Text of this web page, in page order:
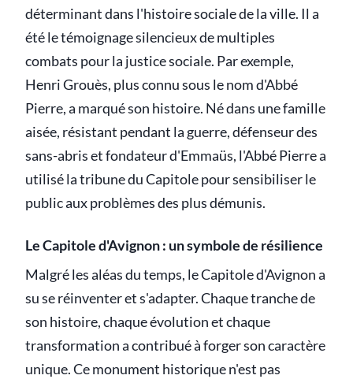
déterminant dans l'histoire sociale de la ville. Il a
été le témoignage silencieux de multiples
combats pour la justice sociale. Par exemple,
Henri Grouès, plus connu sous le nom d'Abbé
Pierre, a marqué son histoire. Né dans une famille
aisée, résistant pendant la guerre, défenseur des
sans-abris et fondateur d'Emmaüs, l'Abbé Pierre a
utilisé la tribune du Capitole pour sensibiliser le
public aux problèmes des plus démunis.
Le Capitole d'Avignon : un symbole de résilience
Malgré les aléas du temps, le Capitole d'Avignon a
su se réinventer et s'adapter. Chaque tranche de
son histoire, chaque évolution et chaque
transformation a contribué à forger son caractère
unique. Ce monument historique n'est pas